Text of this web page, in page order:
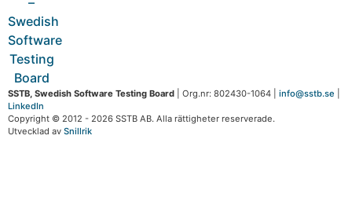
SSTB, Swedish Software Testing Board | Org.nr: 802430-1064 | info@sstb.se
LinkedIn
Copyright © 2012 - 2026 SSTB AB. Alla rättigheter reserverade.
Utvecklad av Snillrik